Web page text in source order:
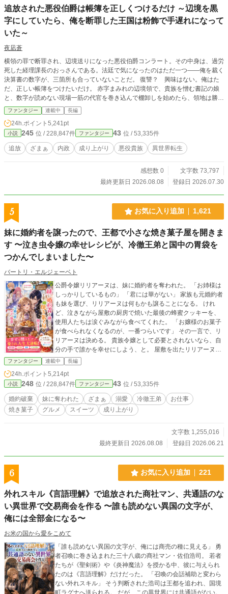
追放された悪役伯爵は帳簿を正しくつけるだけ ～辺境を黒
字にしていたら、俺を断罪した王国は粉飾で手遅れになって
いた～
夜凪蒼
横領の罪で断罪され、辺境送りになった悪役伯爵コンラート。その中身は、過労
死した経理課長のおっさんである。法廷で気になったのはただ一つ——俺を裁く
決算書の数字が、三箇所も合っていないことだ。 復讐？ 興味はない。俺はた
だ、正しい帳簿をつけたいだけ。 赤字まみれの辺境領で、貴族を憎む書記の娘
と、数字が読めない現場一筋の代官を巻き込んで棚卸しを始めたら、領地は勝手
に黒字になっていく。一方で、正確な数字が出ると困る連中がいるらしい。増
税、監査、禁輸——潰しに来る中央のやり口を、俺は全部「記録」で受け止め
る。 やがて帳簿が照らし出すのは、王国そのものの粉飾と、俺の前に断罪され
た六人の貴族の存在で——。 数字は嘘をつかない。追放した側が今さら後悔し
ても、決算はもう締まっている。 ※本作は『小説家になろう』『カクヨム』に
も掲載しています。
ファンタジー 連載中 長編
24h.ポイント 5,241pt
小説 245 位 / 228,847件 ファンタジー 43 位 / 53,335件
追放 ざまぁ 内政 成り上がり 悪役貴族 異世界転生
感想数 0
文字数 73,797
最終更新日 2026.08.08
登録日 2026.07.30
5 お気に入り追加 1,621
妹に婚約者を譲ったので、王都で小さな焼き菓子屋を開きま
す 〜泣き虫令嬢の幸せレシピが、冷徹王弟と国中の胃袋を
つかんでしまいました〜
バートリ・エルジェーベト
公爵令嬢リリアーヌは、妹に婚約者を奪われた。 「お姉様は
しっかりしているもの」 「君には華がない」 家族も元婚約者
も妹を選び、リリアーヌは何もかも譲ることになる。 けれ
ど、泣きながら屋敷の厨房で焼いた最後の蜂蜜クッキーを、
使用人たちは涙ぐみながら食べてくれた。 「お嬢様のお菓子
が食べられなくなるのが、一番つらいです」 その一言で、リ
リアーヌは決める。 貴族令嬢として必要とされないなら、自
分の手で誰かを幸せにしよう、と。 屋敷を出たリリアーヌ
は、王都の片隅で小さな焼き菓子屋「月うさぎの焼き菓子
店」を開く。 最初は誰も来ない小さな店だったが、泣き虫令
嬢の焼く素朴なお菓子は、疲れた騎士、悩める侍女、恋に傷
ついた令嬢たちの心を少しずつ癒やしていく。 やがて店を訪
れたのは、冷徹王弟と恐れられるレオンハルト殿下。 「この
菓子を作ったのは誰だ」 「わ、私です。お口に合いませんで
したか？」 「……合いすぎて困っている」 リリアーヌの焼き
を追い出した実家と元婚約者は、彼女が陰で支えていた社
交、贈答、屋敷運営を失い、少しずつ崩れていく。 でも、も
が、王都の小さな焼き菓子屋から幸せを焼き上げ、冷徹王弟
と国中の胃袋をつかんでしまう、明るい再出発の物語。
ファンタジー 連載中 長編
24h.ポイント 5,214pt
小説 248 位 / 228,847件 ファンタジー 43 位 / 53,335件
婚約破棄 妹に奪われた ざまぁ 溺愛 冷徹王弟
お仕事
焼き菓子
グルメ スイーツ 成り上がり
文字数 1,255,016
最終更新日 2026.08.08
登録日 2026.06.21
6 お気に入り追加 221
外れスキル《言語理解》で追放された商社マン、共通語のな
い異世界で交易商会を作る 〜誰も読めない異国の文字が、
俺には全部金になる〜
お米の国から愛をこめて
「誰も読めない異国の文字が、俺には商売の種に見える」 勇
者召喚に巻き込まれた三十八歳の商社マン・佐伯浩司。 若者
たちが《聖剣術》や《炎神魔法》を授かる中、彼に与えられ
たのは《言語理解》だけだった。 「召喚の会話補助と変わら
ない外れスキル」 そう判断された浩司は王都を追われ、国境
町ラグナへ送られる。 だが、この異世界には共通語がない。